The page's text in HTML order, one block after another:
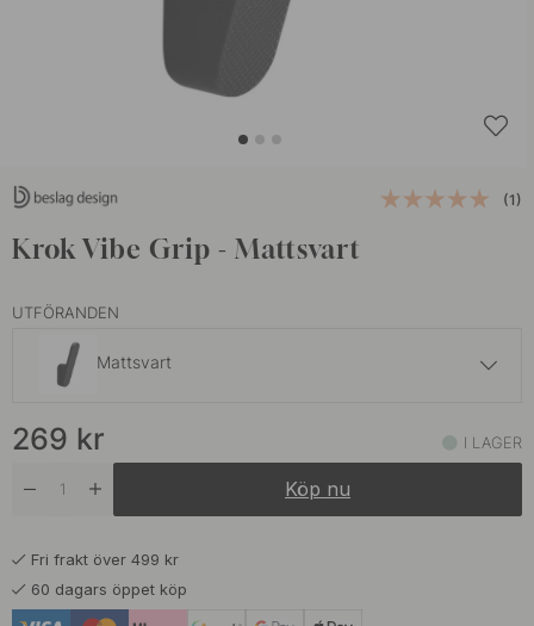
(1)
Krok Vibe Grip - Mattsvart
UTFÖRANDEN
Mattsvart
Mörk Brons I lager
I lager
269 kr I LAGER
Köp nu
Fri frakt över 499 kr
60 dagars öppet köp